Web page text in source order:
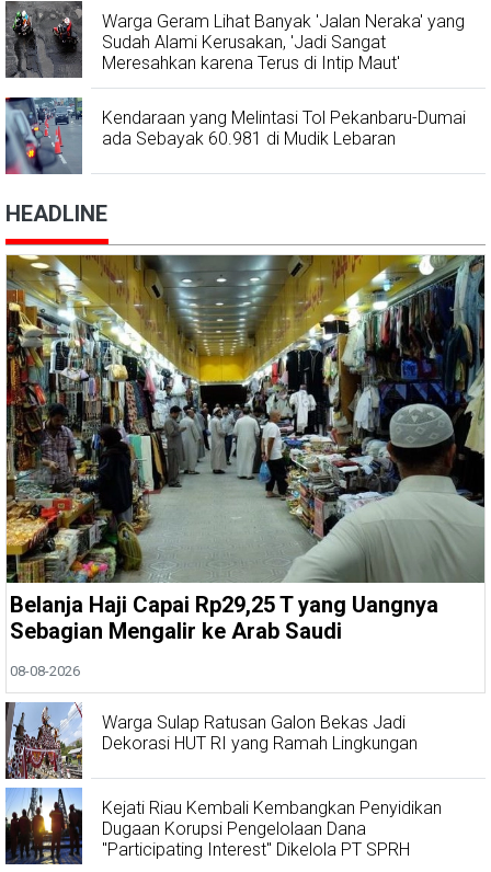
Warga Geram Lihat Banyak 'Jalan Neraka' yang
Sudah Alami Kerusakan, 'Jadi Sangat
Meresahkan karena Terus di Intip Maut'
Kendaraan yang Melintasi Tol Pekanbaru-Dumai
ada Sebayak 60.981 di Mudik Lebaran
HEADLINE
Belanja Haji Capai Rp29,25 T yang Uangnya
Sebagian Mengalir ke Arab Saudi
08-08-2026
Warga Sulap Ratusan Galon Bekas Jadi
Dekorasi HUT RI yang Ramah Lingkungan
Kejati Riau Kembali Kembangkan Penyidikan
Dugaan Korupsi Pengelolaan Dana
"Participating Interest" Dikelola PT SPRH